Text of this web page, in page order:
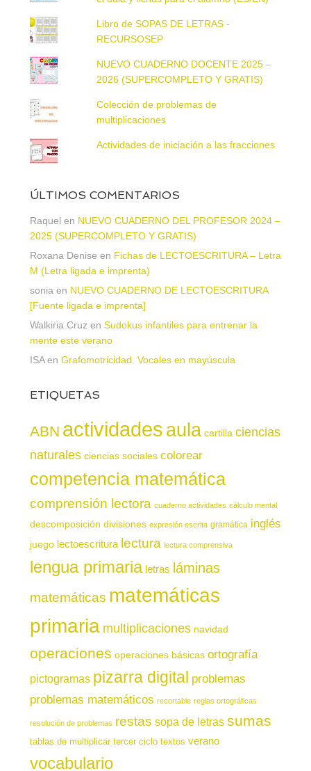
Libro de SOPAS DE LETRAS -
RECURSOSEP
NUEVO CUADERNO DOCENTE 2025 –
2026 (SUPERCOMPLETO Y GRATIS)
Colección de problemas de
multiplicaciones
Actividades de iniciación a las fracciones
ÚLTIMOS COMENTARIOS
Raquel en NUEVO CUADERNO DEL PROFESOR 2024 –
2025 (SUPERCOMPLETO Y GRATIS)
Roxana Denise en Fichas de LECTOESCRITURA – Letra
M (Letra ligada e imprenta)
soniaen NUEVO CUADERNO DE LECTOESCRITURA
[Fuente ligada e imprenta]
Walkiria Cruzen Sudokus infantiles para entrenar la
mente este verano
ISAen Grafomotricidad. Vocales en mayúscula
ETIQUETAS
ABN actividadesaula cartilla ciencias
naturales ciencias sociales colorear
competencia matemática
comprensión lectora cuaderno actividades cálculo mental
descomposición divisiones expresión escrita gramática inglés
juego lectoescritura lectura lectura comprensiva
lengua primaria letras láminas
matemáticas matemáticas
primaria multiplicaciones navidad
operaciones operaciones básicas ortografía
pictogramas pizarra digital problemas
problemas matemáticos recortable reglas ortográficas
resolución de problemas restas sopa de letras sumas
tablas de multiplicar tercer ciclo textos verano
vocabulario